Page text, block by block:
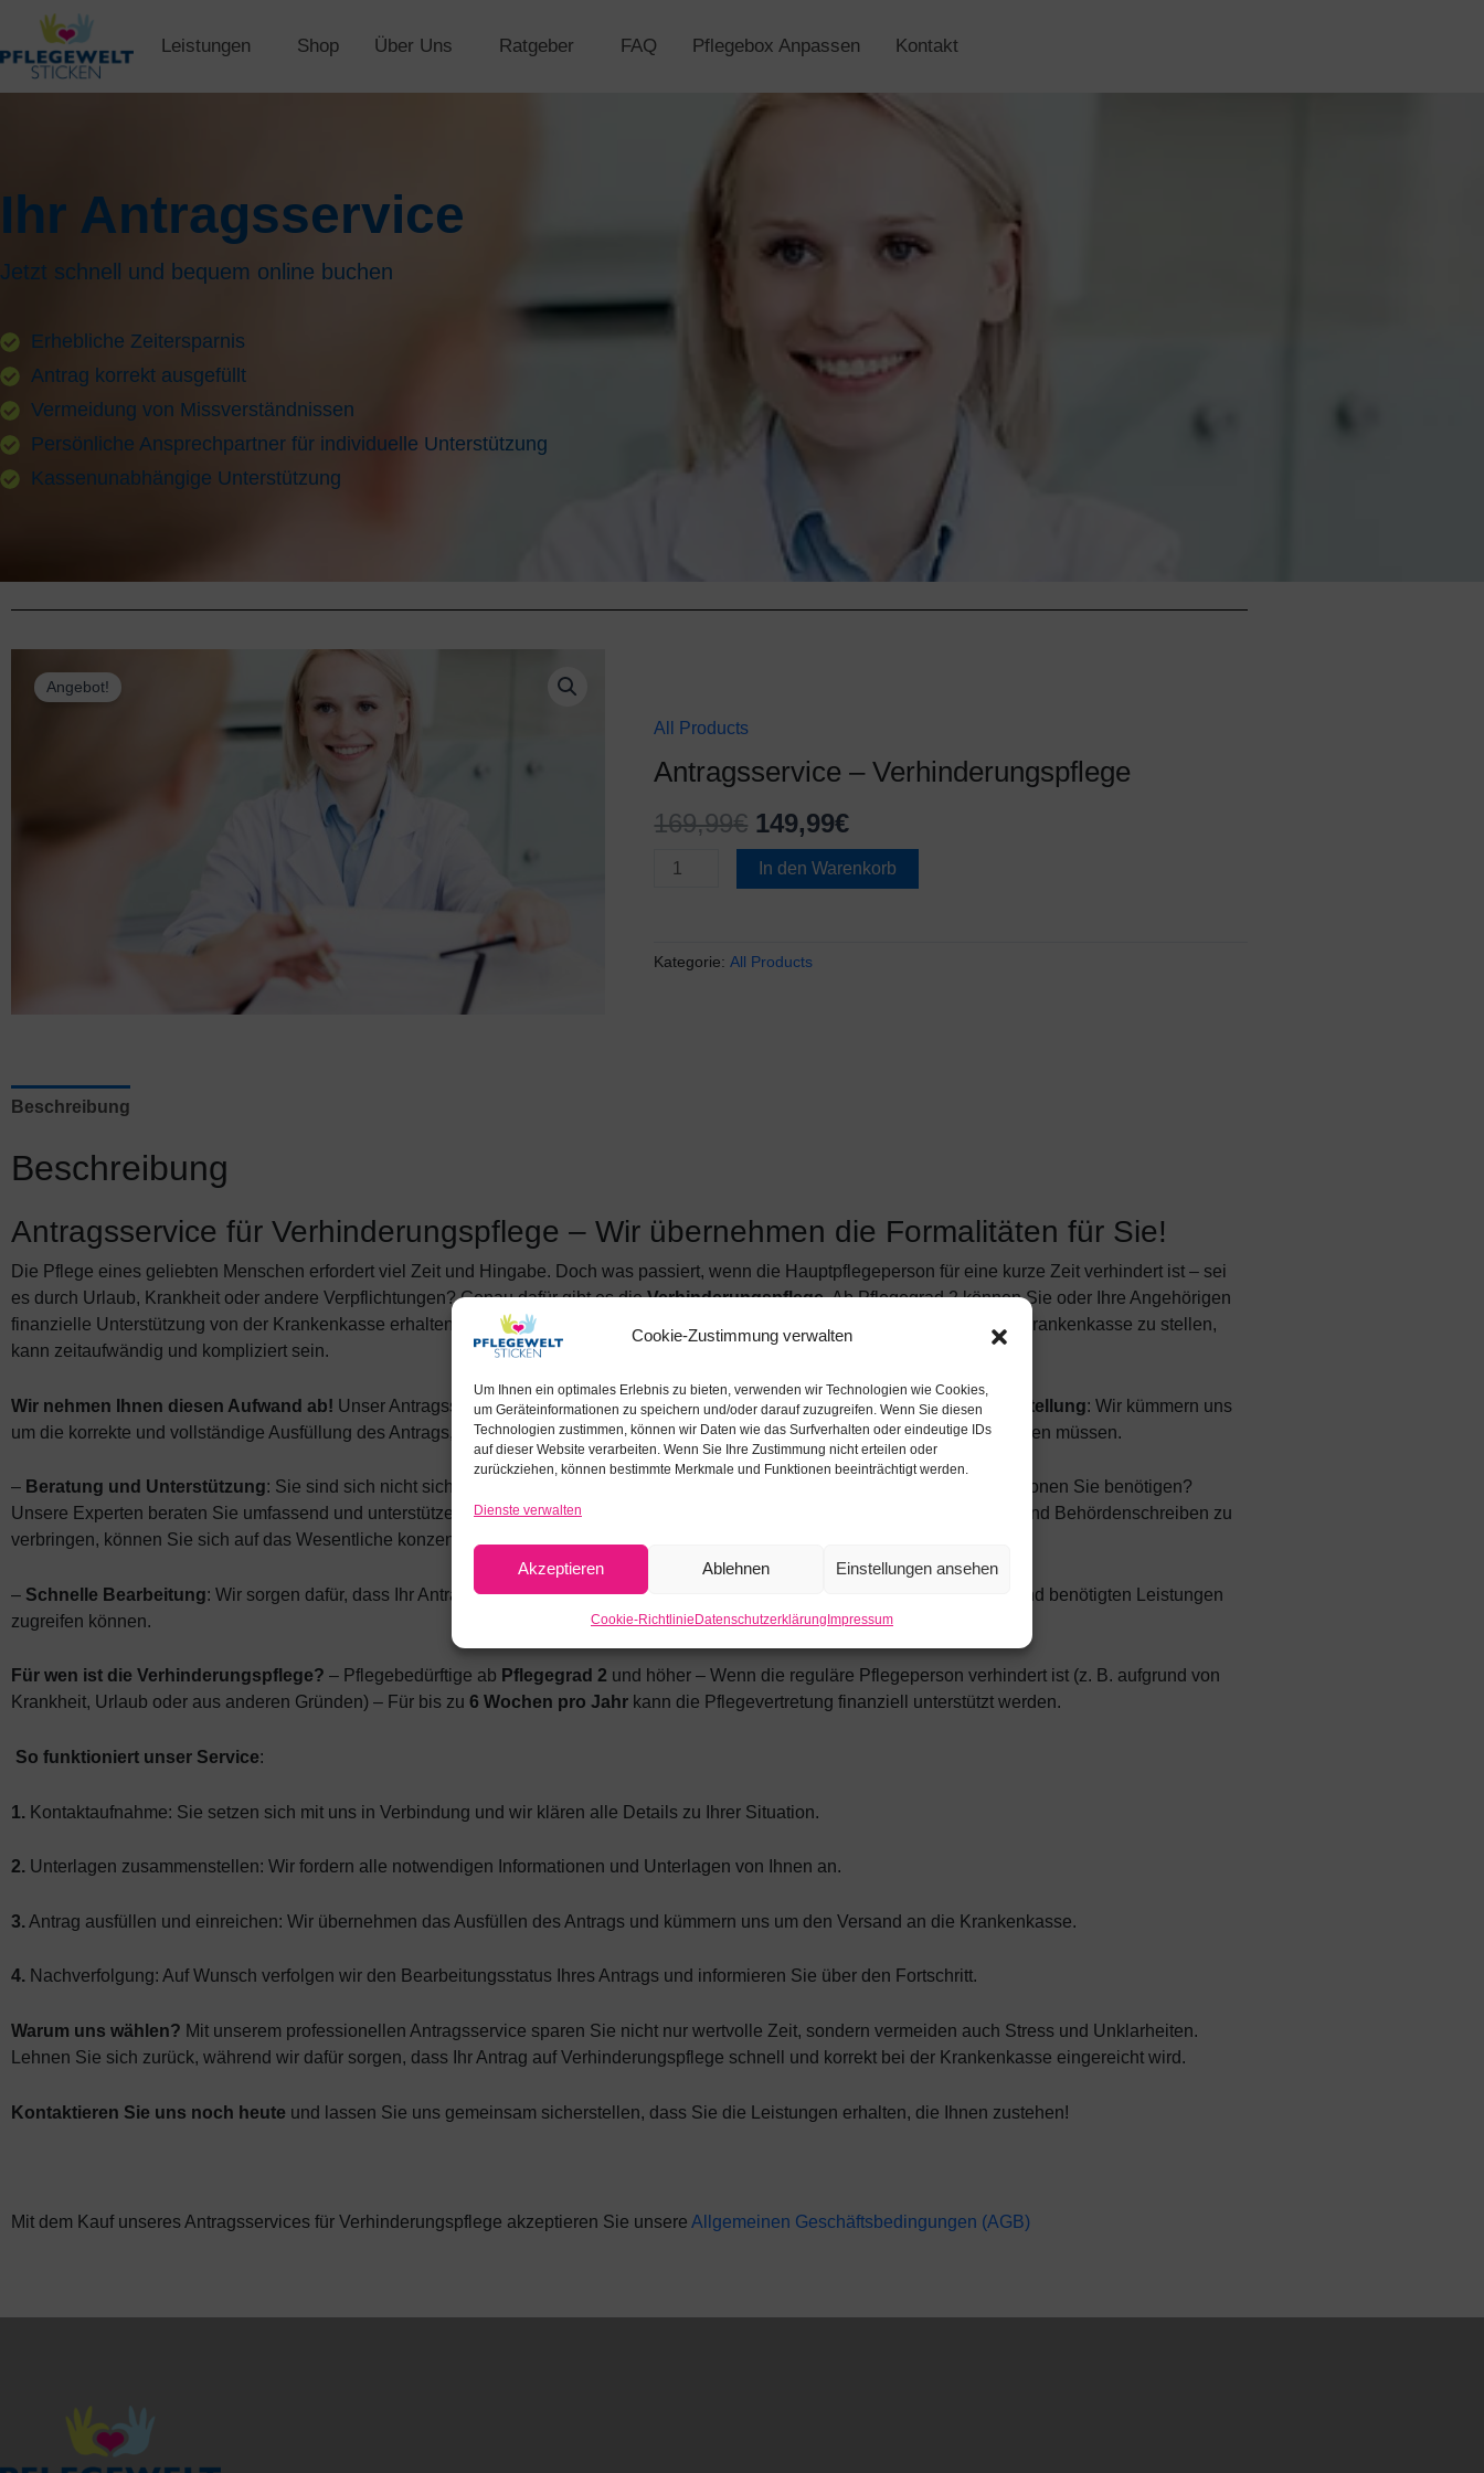
Cookie-Zustimmung verwalten
Um Ihnen ein optimales Erlebnis zu bieten, verwenden wir Technologien wie Cookies,
um Geräteinformationen zu speichern und/oder darauf zuzugreifen. Wenn Sie diesen
Technologien zustimmen, können wir Daten wie das Surfverhalten oder eindeutige IDs
auf dieser Website verarbeiten. Wenn Sie Ihre Zustimmung nicht erteilen oder
zurückziehen, können bestimmte Merkmale und Funktionen beeinträchtigt werden.
Dienste verwalten
Akzeptieren Ablehnen Einstellungen ansehen
Cookie-RichtlinieDatenschutzerklärungImpressum
Leistungen Shop Über Uns Ratgeber FAQ Pflegebox Anpassen Kontakt
Ihr Antragsservice
Jetzt schnell und bequem online buchen
Erhebliche Zeitersparnis
Antrag korrekt ausgefüllt
Vermeidung von Missverständnissen
Persönliche Ansprechpartner für individuelle Unterstützung
Kassenunabhängige Unterstützung
Angebot!
All Products
Antragsservice – Verhinderungspflege
169,99€
169,99€
149,99€
149,99€.
Menge
In den Warenkorb
Kategorie:All Products
Beschreibung
Beschreibung
Antragsservice für Verhinderungspflege – Wir übernehmen die Formalitäten für Sie!
Die Pflege eines geliebten Menschen erfordert viel Zeit und Hingabe. Doch was passiert, wenn die Hauptpflegeperson für eine kurze Zeit verhindert ist – sei
es durch Urlaub, Krankheit oder andere Verpflichtungen? Genau dafür gibt es dieVerhinderungspflege. Ab Pflegegrad 2 können Sie oder Ihre Angehörigen
finanzielle Unterstützung von der Krankenkasse erhalten, um eine Vertretung für die Pflege sicherzustellen. Doch Anträge bei der Krankenkasse zu stellen,
kann zeitaufwändig und kompliziert sein.
Wir nehmen Ihnen diesen Aufwand ab! Unser Antragsservice für die Verhinderungspflege bietet Ihnen: –Komplette Antragserstellung: Wir kümmern uns
um die korrekte und vollständige Ausfüllung des Antrags, damit Sie sich keine Sorgen um Formfehler oder fehlende Angaben machen müssen.
– Beratung und Unterstützung: Sie sind sich nicht sicher, ob Sie Anspruch auf Verhinderungspflege haben oder welche Informationen Sie benötigen?
Unsere Experten beraten Sie umfassend und unterstützen Sie Schritt für Schritt. –
: Anstatt Stunden mit Formularen und Behördenschreiben zu
verbringen, können Sie sich auf das Wesentliche konzentrieren – Ihre Familie. Wir erledigen den Rest für Sie.
– Schnelle Bearbeitung: Wir sorgen dafür, dass Ihr Antrag zeitnah bei der Krankenkasse eingeht, sodass Sie zügig auf die dringend benötigten Leistungen
zugreifen können.
Für wen ist die Verhinderungspflege? – Pflegebedürftige ab Pflegegrad 2 und höher – Wenn die reguläre Pflegeperson verhindert ist (z. B. aufgrund von
Krankheit, Urlaub oder aus anderen Gründen) – Für bis zu 6 Wochen pro Jahr kann die Pflegevertretung finanziell unterstützt werden.
So funktioniert unser Service:
1. Kontaktaufnahme: Sie setzen sich mit uns in Verbindung und wir klären alle Details zu Ihrer Situation.
2. Unterlagen zusammenstellen: Wir fordern alle notwendigen Informationen und Unterlagen von Ihnen an.
3. Antrag ausfüllen und einreichen: Wir übernehmen das Ausfüllen des Antrags und kümmern uns um den Versand an die Krankenkasse.
4. Nachverfolgung: Auf Wunsch verfolgen wir den Bearbeitungsstatus Ihres Antrags und informieren Sie über den Fortschritt.
Warum uns wählen? Mit unserem professionellen Antragsservice sparen Sie nicht nur wertvolle Zeit, sondern vermeiden auch Stress und Unklarheiten.
Lehnen Sie sich zurück, während wir dafür sorgen, dass Ihr Antrag auf Verhinderungspflege schnell und korrekt bei der Krankenkasse eingereicht wird.
Kontaktieren Sie uns noch heute und lassen Sie uns gemeinsam sicherstellen, dass Sie die Leistungen erhalten, die Ihnen zustehen!
Mit dem Kauf unseres Antragsservices für Verhinderungspflege akzeptieren Sie unsere Allgemeinen Geschäftsbedingungen (AGB)